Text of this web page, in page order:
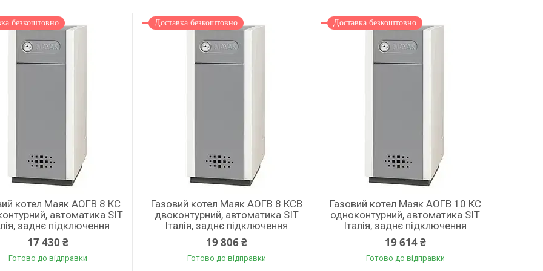
безкоштовно
котел Маяк АОГВ 8 КС
автоматика SIT
заднє підключення
17 430 ₴
Готово до відправки
Доставка безкоштовно
Газовий котел Маяк АОГВ 8 КСВ
двоконтурний, автоматика SIT
Італія, заднє підключення
19 806 ₴
Готово до відправки
Доставка безкоштовно
Газовий котел Маяк АОГВ 10 КС
одноконтурний, автоматика SIT
Італія, заднє підключення
19 614 ₴
Готово до відправки